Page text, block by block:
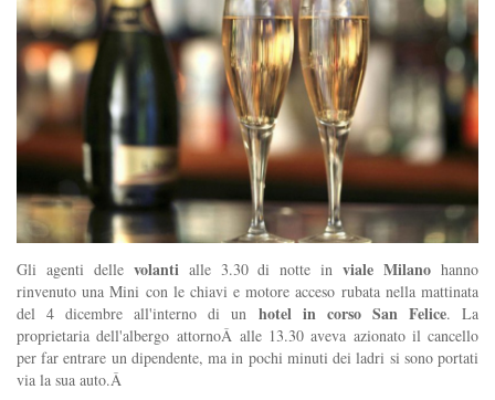
Gli agenti delle volanti alle 3.30 di notte inviale Milano hanno
rinvenuto una Mini con le chiavi e motore acceso rubata nella mattinata
del 4 dicembre all'interno di un hotel in corso San Felice. La
proprietaria dell'albergo attornoÂ alle 13.30 aveva azionato il cancello
per far entrare un dipendente, ma in pochi minuti dei ladri si sono portati
via la sua auto.Â